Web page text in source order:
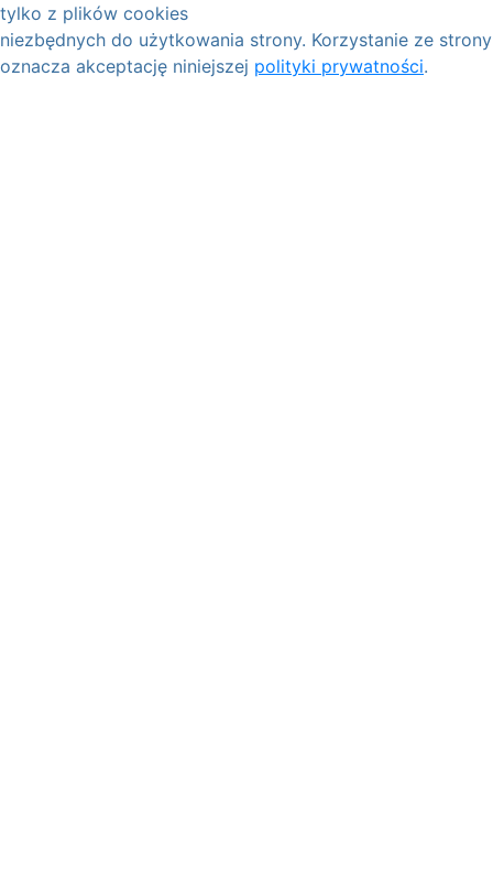
tylko z plików cookies
niezbędnych do użytkowania strony. Korzystanie ze strony
oznacza akceptację niniejszej polityki prywatności.